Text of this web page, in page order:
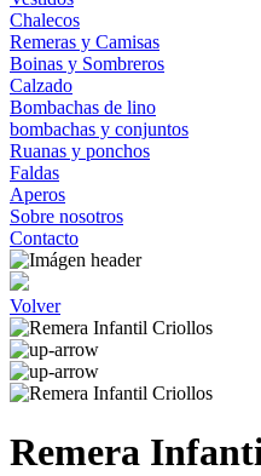
Chalecos
Remeras y Camisas
Boinas y Sombreros
Calzado
Bombachas de lino
bombachas y conjuntos
Ruanas y ponchos
Faldas
Aperos
Sobre nosotros
Contacto
Volver
Remera